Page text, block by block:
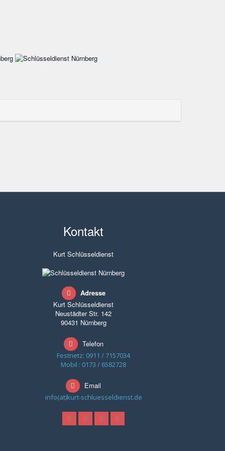
Kontakt
Kurt Schlüsseldienst
Adresse
Kurt Schlüsseldienst
Neustädter Str. 142
90431 Nürnberg
Telefon
Festnetz: 0911 / 7157034
Mobil : 0173 / 6582728
Email
info(at)kurt-schluesseldienst.de